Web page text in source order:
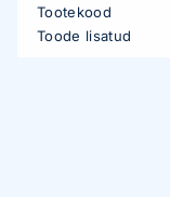
Tootekood
Toode lisatud